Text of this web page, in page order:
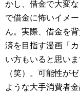
かし、借金で大変
で借金に怖いイメ
ん。実際、借金を
済を目指す漫画「
い方もいると思い
（笑）。可能性が
ような大手消費者